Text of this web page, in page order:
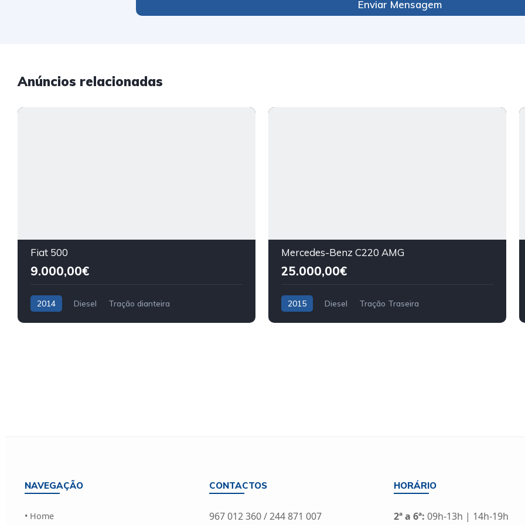
Enviar Mensagem
Anúncios relacionadas
Fiat 500
9.000,00€
2014 Diesel Tração dianteira
Mercedes-Benz C220 AMG
25.000,00€
2015 Diesel Tração Traseira
NAVEGAÇÃO
• Home
CONTACTOS
967 012 360 / 244 871 007
HORÁRIO
2ª a 6ª: 09h-13h | 14h-19h